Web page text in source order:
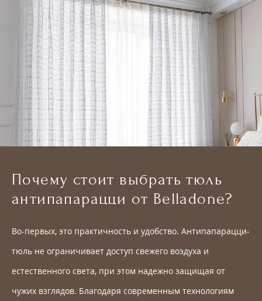
Почему стоит выбрать тюль
антипапарацци от Belladone?
Во-первых, это практичность и удобство. Антипапарацци-
тюль не ограничивает доступ свежего воздуха и
естественного света, при этом надежно защищая от
чужих взглядов. Благодаря современным технологиям